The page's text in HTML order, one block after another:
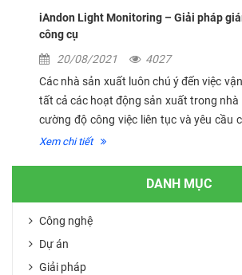
iAndon Light Monitoring – Giải pháp
công cụ
20/08/2021
4027
Các nhà sản xuất luôn chú ý đến việc
tất cả các hoạt động sản xuất trong nhà
cường độ công việc liên tục và yêu cầu
đã gây ra áp lực lớn tới máy móc. Để
Xem chi tiết
DANH MỤC
Công nghệ
Dự án
Giải pháp